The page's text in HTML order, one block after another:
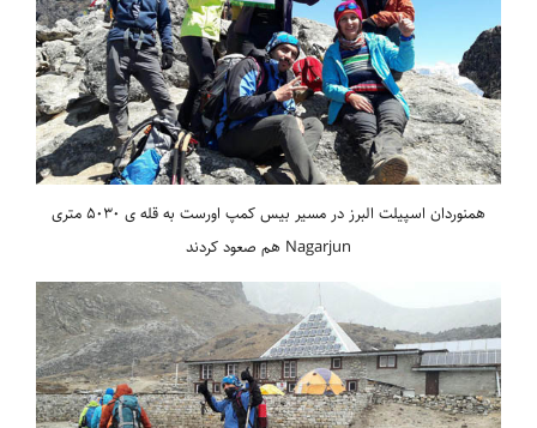
همنوردان اسپیلت البرز در مسیر بیس کمپ اورست به قله ی 5030 متری
Nagarjun هم صعود کردند